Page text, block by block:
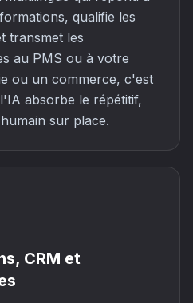
qualifie les
transmet les
au PMS ou à votre
ou un commerce, c'est
absorbe le répétitif,
sur place.
CRM et